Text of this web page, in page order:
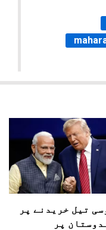
تیل خریدنے پر
پر